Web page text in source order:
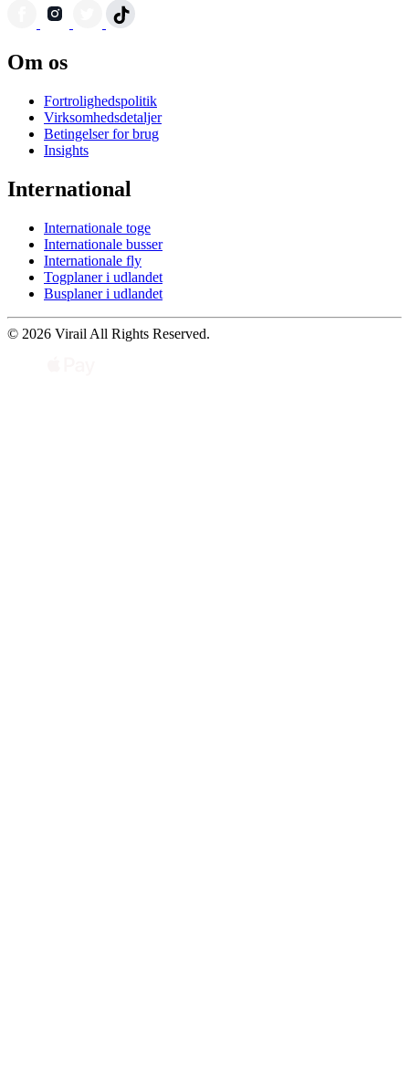
Om os
Fortrolighedspolitik
Virksomhedsdetaljer
Betingelser for brug
Insights
International
Internationale toge
Internationale busser
Internationale fly
Togplaner i udlandet
Busplaner i udlandet
© 2026 Virail All Rights Reserved.